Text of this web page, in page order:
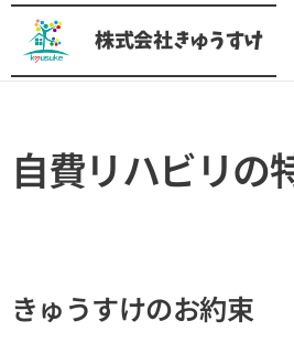
株式会社きゅうすけ
自費リハビリの
きゅうすけのお約束